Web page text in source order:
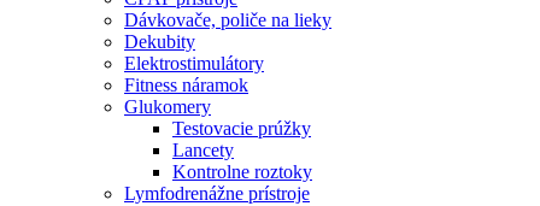
Dávkovače, poliče na lieky
Dekubity
Elektrostimulátory
Fitness náramok
Glukomery
Testovacie prúžky
Lancety
Kontrolne roztoky
Lymfodrenážne prístroje